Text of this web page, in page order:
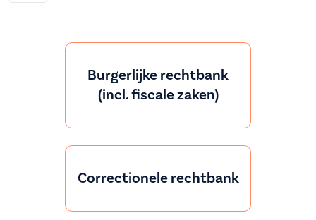
Burgerlijke rechtbank
(incl. fiscale zaken)
Correctionele rechtbank